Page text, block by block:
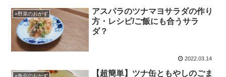
○野菜のおかず
アスパラのツナマヨサラダの作り
方・レシピ/ご飯にも合うサラ
ダ？
2022.03.14
○魚介のおかず
【超簡単】ツナ缶ともやしのごま